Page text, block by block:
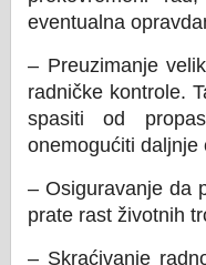
eventualna
– Preuzimanje
radničke kontrole.
spasiti od
onemogućiti daljnje
– Osiguravanje da
prate rast životnih
– Skraćivanje